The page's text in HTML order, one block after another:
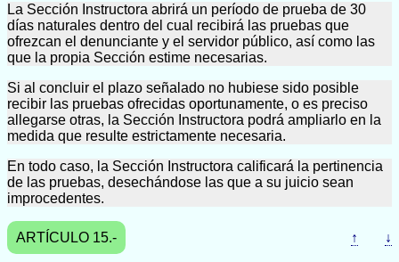
La Sección Instructora abrirá un período de prueba de 30
días naturales dentro del cual recibirá las pruebas que
ofrezcan el denunciante y el servidor público, así como las
que la propia Sección estime necesarias.
Si al concluir el plazo señalado no hubiese sido posible
recibir las pruebas ofrecidas oportunamente, o es preciso
allegarse otras, la Sección Instructora podrá ampliarlo en la
medida que resulte estrictamente necesaria.
En todo caso, la Sección Instructora calificará la pertinencia
de las pruebas, desechándose las que a su juicio sean
improcedentes.
ARTÍCULO 15.- ↑ ↓